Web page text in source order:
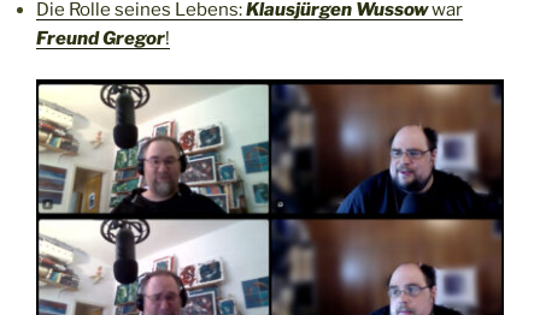
Die Rolle seines Lebens:Klausjürgen Wussowwar
Freund Gregor!